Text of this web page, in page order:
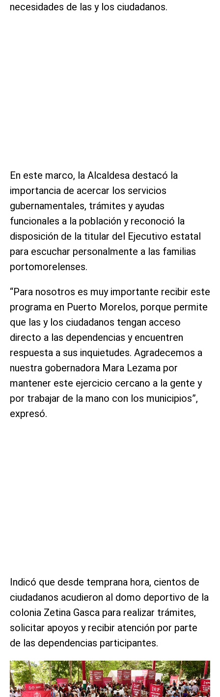
necesidades de las y los ciudadanos.
En este marco, la Alcaldesa destacó la
importancia de acercar los servicios
gubernamentales, trámites y ayudas
funcionales a la población y reconoció la
disposición de la titular del Ejecutivo estatal
para escuchar personalmente a las familias
portomorelenses.
“Para nosotros es muy importante recibir este
programa en Puerto Morelos, porque permite
que las y los ciudadanos tengan acceso
directo a las dependencias y encuentren
respuesta a sus inquietudes. Agradecemos a
nuestra gobernadora Mara Lezama por
mantener este ejercicio cercano a la gente y
por trabajar de la mano con los municipios”,
expresó.
Indicó que desde temprana hora, cientos de
ciudadanos acudieron al domo deportivo de la
colonia Zetina Gasca para realizar trámites,
solicitar apoyos y recibir atención por parte
de las dependencias participantes.